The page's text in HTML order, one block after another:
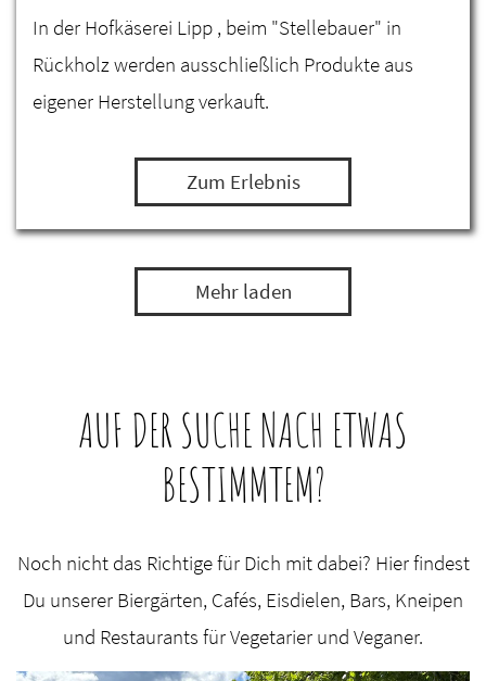
In der Hofkäserei Lipp , beim "Stellebauer" in
Rückholz werden ausschließlich Produkte aus
eigener Herstellung verkauft.
Zum Erlebnis
Mehr laden
AUF DER SUCHE NACH ETWAS
BESTIMMTEM?
Noch nicht das Richtige für Dich mit dabei? Hier findest
Du unserer Biergärten, Cafés, Eisdielen, Bars, Kneipen
und Restaurants für Vegetarier und Veganer.